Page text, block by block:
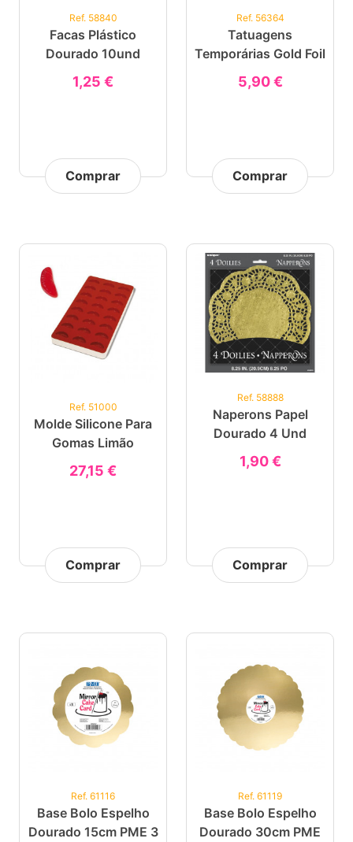
Ref. 58840
Facas Plástico
Dourado 10und
1,25 €
Comprar
Ref. 56364
Tatuagens
Temporárias Gold Foil
5,90 €
Comprar
Ref. 51000
Molde Silicone Para
Gomas Limão
27,15 €
Comprar
Ref. 58888
Naperons Papel
Dourado 4 Und
1,90 €
Comprar
Ref. 61116
Base Bolo Espelho
Dourado 15cm PME 3
Ref. 61119
Base Bolo Espelho
Dourado 30cm PME